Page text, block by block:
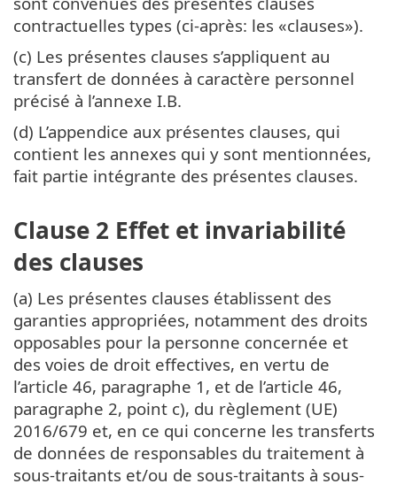
contractuelles types (ci-après: les «clauses»).
(c) Les présentes clauses s’appliquent au
transfert de données à caractère personnel
précisé à l’annexe I.B.
(d) L’appendice aux présentes clauses, qui
contient les annexes qui y sont mentionnées,
fait partie intégrante des présentes clauses.
Clause 2 Effet et invariabilité
des clauses
(a) Les présentes clauses établissent des
garanties appropriées, notamment des droits
opposables pour la personne concernée et
des voies de droit effectives, en vertu de
l’article 46, paragraphe 1, et de l’article 46,
paragraphe 2, point c), du règlement (UE)
2016/679 et, en ce qui concerne les transferts
de données de responsables du traitement à
sous-traitants et/ou de sous-traitants à sous-